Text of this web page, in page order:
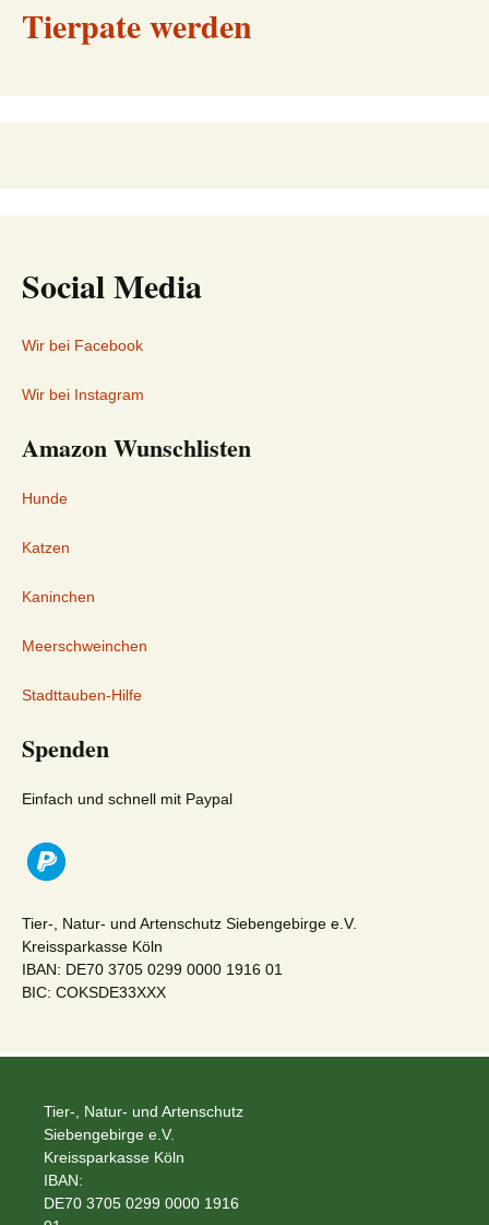
Tierpate werden
Social Media
Wir bei Facebook
Wir bei Instagram
Amazon Wunschlisten
Hunde
Katzen
Kaninchen
Meerschweinchen
Stadttauben-Hilfe
Spenden
Einfach und schnell mit Paypal
Tier-, Natur- und Artenschutz Siebengebirge e.V.
Kreissparkasse Köln
IBAN: DE70 3705 0299 0000 1916 01
BIC: COKSDE33XXX
Tier-, Natur- und Artenschutz
Siebengebirge e.V.
Kreissparkasse Köln
IBAN:
DE70 3705 0299 0000 1916